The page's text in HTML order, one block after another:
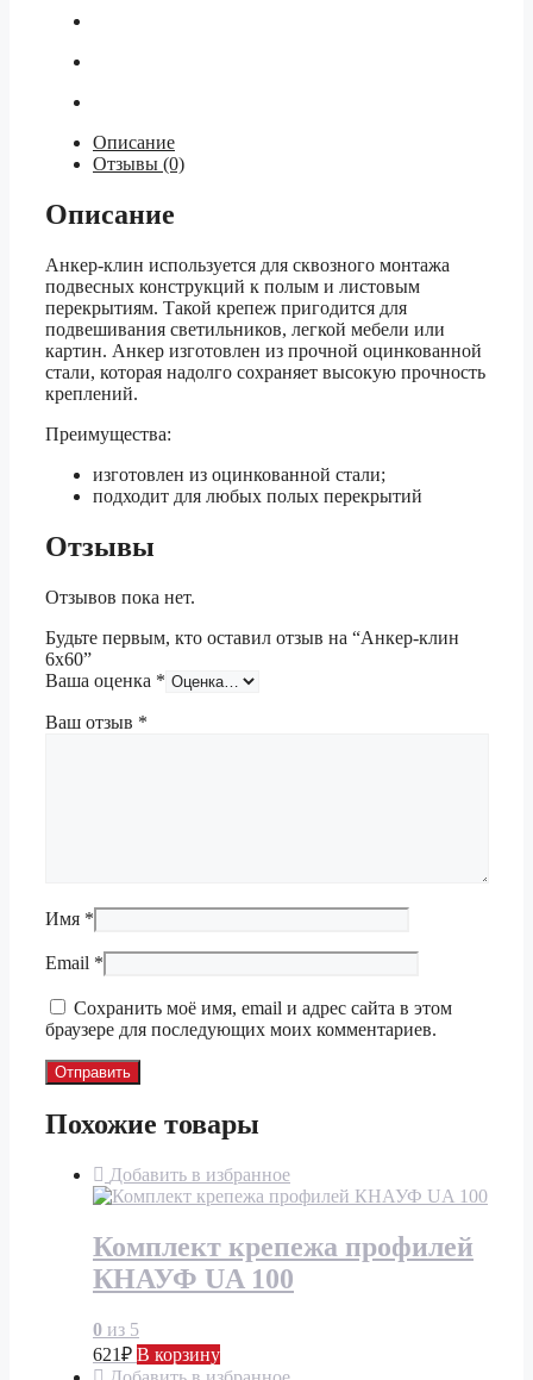
Описание
Отзывы (0)
Описание
Анкер-клин используется для сквозного монтажа
подвесных конструкций к полым и листовым
перекрытиям. Такой крепеж пригодится для
подвешивания светильников, легкой мебели или
картин. Анкер изготовлен из прочной оцинкованной
стали, которая надолго сохраняет высокую прочность
креплений.
Преимущества:
изготовлен из оцинкованной стали;
подходит для любых полых перекрытий
Отзывы
Отзывов пока нет.
Будьте первым, кто оставил отзыв на “Анкер-клин
6х60”
Ваша оценка *
Ваш отзыв *
Имя *
Email *
Сохранить моё имя, email и адрес сайта в этом
браузере для последующих моих комментариев.
Похожие товары
Добавить в избранное
Комплект крепежа профилей
КНАУФ UA 100
0 из 5
621₽ В корзину